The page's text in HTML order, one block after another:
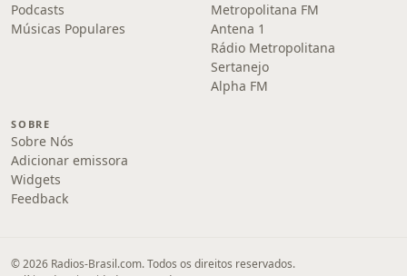
Podcasts
Músicas Populares
Metropolitana FM
Antena 1
Rádio Metropolitana
Sertanejo
Alpha FM
SOBRE
Sobre Nós
Adicionar emissora
Widgets
Feedback
© 2026 Radios-Brasil.com. Todos os direitos reservados.